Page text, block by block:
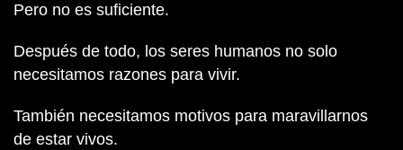
Pero no es suficiente.
Después de todo, los seres humanos no solo
necesitamos razones para vivir.
También necesitamos motivos para maravillarnos
de estar vivos.